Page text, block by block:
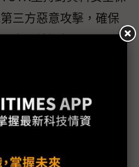
三方惡意攻擊，確保
安全地運行。
估，智慧家居產值在
元，預計到 2026年達
場是物聯網應用的兵
搶攻此商機時，務必
長久營運之道。TUTK